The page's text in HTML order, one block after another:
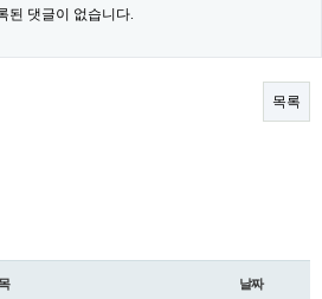
된 댓글이 없습니다.
목록
날짜